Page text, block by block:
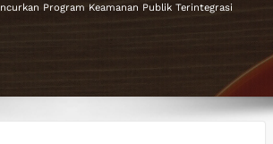
Program Keamanan Publik Terintegrasi